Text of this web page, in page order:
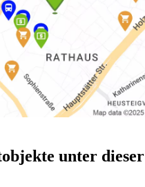
unter dieser